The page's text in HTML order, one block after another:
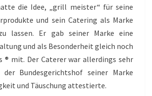
®
–
GRILL
MEISTER
die Idee, „grill meister“ für seine
und sein Catering als Marke
lassen. Er gab seiner Marke eine
und als Besonderheit gleich noch
® mit. Der Caterer war allerdings sehr
Bundesgerichtshof seiner Marke
und Täuschung attestierte.